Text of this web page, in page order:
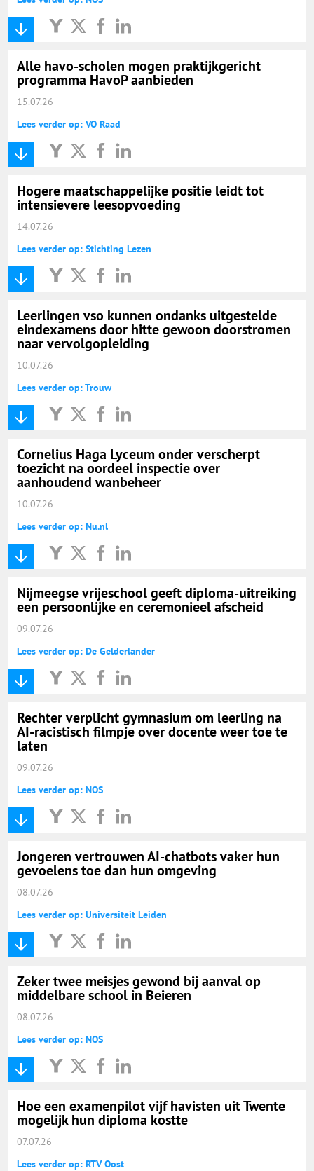
Alle havo-scholen mogen praktijkgericht
programma HavoP aanbieden
15.07.26
Lees verder op: VO Raad
Hogere maatschappelijke positie leidt tot
intensievere leesopvoeding
14.07.26
Lees verder op: Stichting Lezen
Leerlingen vso kunnen ondanks uitgestelde
eindexamens door hitte gewoon doorstromen
naar vervolgopleiding
10.07.26
Lees verder op: Trouw
Cornelius Haga Lyceum onder verscherpt
toezicht na oordeel inspectie over
aanhoudend wanbeheer
10.07.26
Lees verder op: Nu.nl
Nijmeegse vrijeschool geeft diploma-uitreiking
een persoonlijke en ceremonieel afscheid
09.07.26
Lees verder op: De Gelderlander
Rechter verplicht gymnasium om leerling na
AI-racistisch filmpje over docente weer toe te
laten
09.07.26
Lees verder op: NOS
Jongeren vertrouwen AI-chatbots vaker hun
gevoelens toe dan hun omgeving
08.07.26
Lees verder op: Universiteit Leiden
Zeker twee meisjes gewond bij aanval op
middelbare school in Beieren
08.07.26
Lees verder op: NOS
Hoe een examenpilot vijf havisten uit Twente
mogelijk hun diploma kostte
07.07.26
Lees verder op: RTV Oost